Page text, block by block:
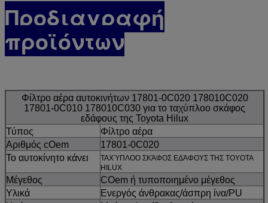
Προδιαγραφή
προϊόντων
Φίλτρο αέρα αυτοκινήτων 17801-0C020 178010C020
17801-0C010 178010C030 για το ταχύπλοο σκάφος
εδάφους της Toyota Hilux
Τύπος
Φίλτρο αέρα
Αριθμός cOem
17801-0C020
Το αυτοκίνητο κάνει
ΤΑΧΎΠΛΟΟ ΣΚΆΦΟΣ ΕΔΆΦΟΥΣ ΤΗΣ TOYOTA
HILUX
Μέγεθος
COem ή τυποποιημένο μέγεθος
Υλικά
Ενεργός άνθρακας/άσπρη ίνα/PU